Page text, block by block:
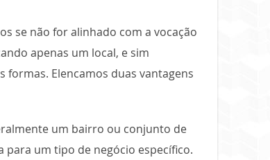
se não for alinhado com a vocação
apenas um local, e sim
formas. Elencamos duas vantagens
um bairro ou conjunto de
para um tipo de negócio específico.